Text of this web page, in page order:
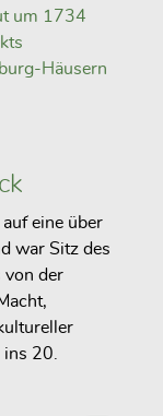
um 1734
Häusern
eine über
war Sitz des
von der
20.